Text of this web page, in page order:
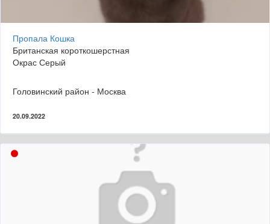
Пропала Кошка
Британская короткошерстная
Окрас Серый
Головинский район - Москва
20.09.2022